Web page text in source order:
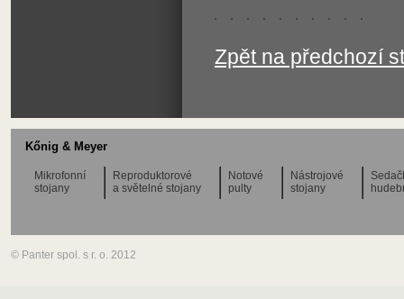
Zpět na předchozí
Kőnig & Meyer
Mikrofonní
stojany
Reproduktorové
a světelné stojany
Notové
pulty
Nástrojové
stojany
© Panter spol. s r. o. 2012